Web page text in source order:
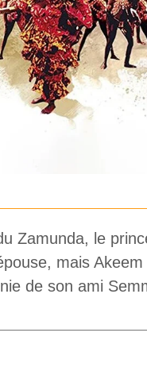
Zamunda, le
mais
de son ami